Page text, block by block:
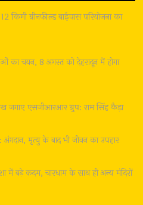
किमी ग्रीनफील्ड बाईपास परियोजना का
का चयन, 8 अगस्त को देहरादून में होगा
जगाए एसजीआरआर ग्रुप: राम सिंह कैड़ा
मृत्यु के बाद भी जीवन का उपहार
में बढ़े कदम, चारधाम के साथ ही अन्य मंदिरों